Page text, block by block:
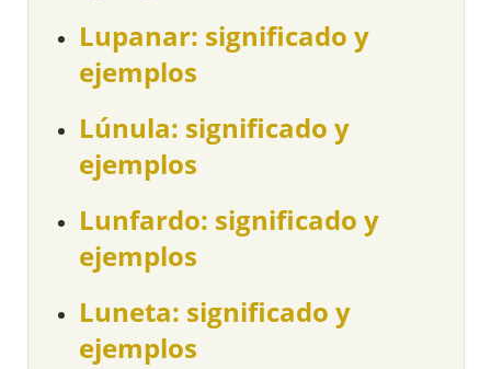
Lupanar: significado y
ejemplos
Lúnula: significado y
ejemplos
Lunfardo: significado y
ejemplos
Luneta: significado y
ejemplos